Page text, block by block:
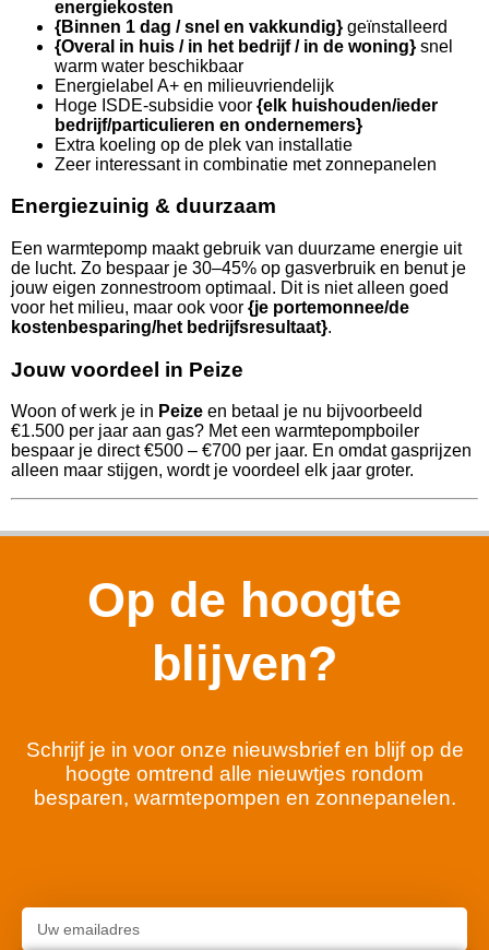
energiekosten
{Binnen 1 dag / snel en vakkundig} geïnstalleerd
{Overal in huis / in het bedrijf / in de woning} snel
warm water beschikbaar
Energielabel A+ en milieuvriendelijk
Hoge ISDE-subsidie voor {elk huishouden/ieder
bedrijf/particulieren en ondernemers}
Extra koeling op de plek van installatie
Zeer interessant in combinatie met zonnepanelen
Energiezuinig & duurzaam
Een warmtepomp maakt gebruik van duurzame energie uit
de lucht. Zo bespaar je 30–45% op gasverbruik en benut je
jouw eigen zonnestroom optimaal. Dit is niet alleen goed
voor het milieu, maar ook voor {je portemonnee/de
kostenbesparing/het bedrijfsresultaat}.
Jouw voordeel in Peize
Woon of werk je in Peize en betaal je nu bijvoorbeeld
€1.500 per jaar aan gas? Met een warmtepompboiler
bespaar je direct €500 – €700 per jaar. En omdat gasprijzen
alleen maar stijgen, wordt je voordeel elk jaar groter.
Op de hoogte
blijven?
Schrijf je in voor onze nieuwsbrief en blijf op de
hoogte omtrend alle nieuwtjes rondom
besparen, warmtepompen en zonnepanelen.